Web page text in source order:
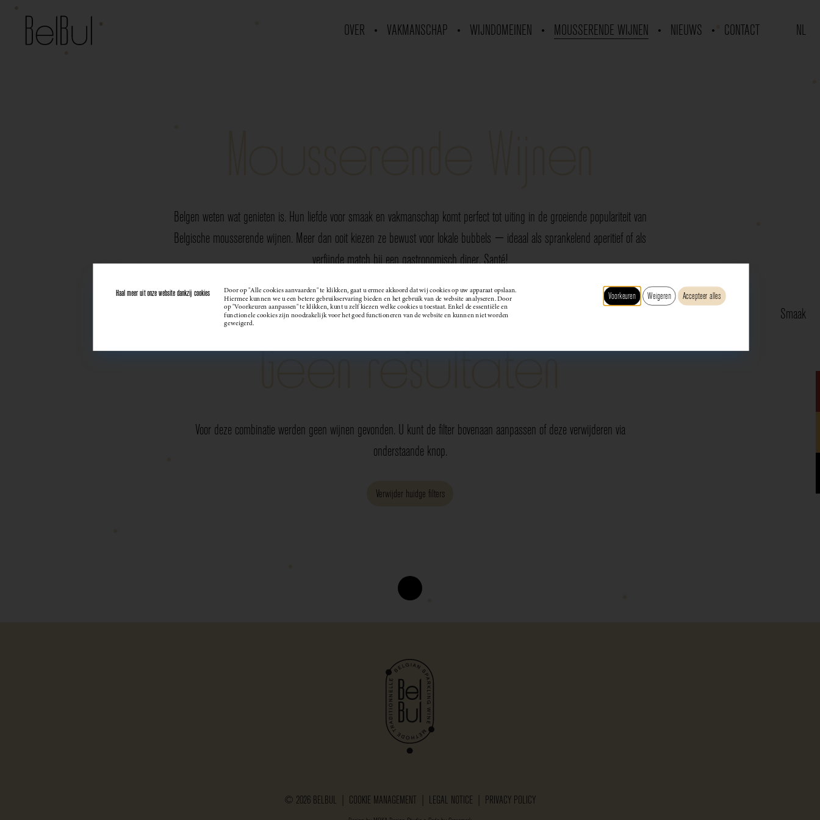
OVER VAKMANSCHAP WIJNDOMEINEN MOUSSERENDE WIJNEN NIEUWS CONTACT NL
Belgen weten wat genieten is. Hun liefde voor smaak en vakmanschap komt perfect tot uiting in de groeiende populariteit van
Belgische mousserende wijnen. Meer dan ooit kiezen ze bewust voor lokale bubbels — ideaal als sprankelend aperitief of als
verfijnde match bij een gastronomisch diner. Santé!
Wijndomein Smaak
Geen resultaten
Voor deze combinatie werden geen wijnen gevonden. U kunt de filter bovenaan aanpassen of deze verwijderen via
onderstaande knop.
Verwijder huidge filters
© 2026 BELBUL | COOKIE MANAGEMENT LEGAL NOTICE PRIVACY POLICY
Haal meer uit onze website dankzij cookies Door op "Alle cookies aanvaarden" te klikken, gaat u ermee akkoord dat wij cookies op uw apparaat opslaan.
Hiermee kunnen we u een betere gebruikservaring bieden en het gebruik van de website analyseren. Door
op "Voorkeuren aanpassen" te klikken, kunt u zelf kiezen welke cookies u toestaat. Enkel de essentiële en
functionele cookies zijn noodzakelijk voor het goed functioneren van de website en kunnen niet worden
geweigerd.
Voorkeuren Weigeren Accepteer alles